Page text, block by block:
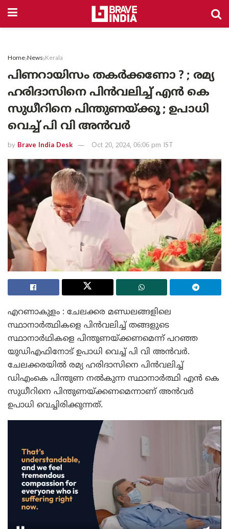
Home News Kerala
പിണറായിസം തകർക്കണോ ? ; രമ്യ
ഹരിദാസിനെ പിൻവലിച്ച് എൻ കെ
സുധീറിനെ പിന്തുണയ്ക്കൂ ; ഉപാധി
വെച്ച് പി വി അൻവർ
by Brave India Desk Oct 20, 2024, 06:06 pm IST
എറണാകുളം : ചേലക്കര മണ്ഡലങ്ങളിലെ
സ്ഥാനാർത്ഥികളെ പിൻവലിച്ച് തങ്ങളുടെ
സ്ഥാനാർഥികളെ പിന്തുണയ്ക്കണമെന്ന് പറഞ്ഞ
യുഡിഎഫിനോട് ഉപാധി വെച്ച് പി വി അൻവർ.
ചേലക്കരയിൽ രമ്യ ഹരിദാസിനെ പിൻവലിച്ച്
ഡിഎംകെ പിന്തുണ നൽകുന്ന സ്ഥാനാർത്ഥി എൻ കെ
സുധീറിനെ പിന്തുണയ്ക്കണമെന്നാണ് അൻവർ
ഉപാധി വെച്ചിരിക്കുന്നത്.